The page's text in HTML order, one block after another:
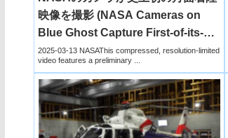
映像を撮影 (NASA Cameras on
Blue Ghost Capture First-of-its-
Kind Moon Landing Footage)
2025-03-13 NASAThis compressed, resolution-limited
video features a preliminary ...